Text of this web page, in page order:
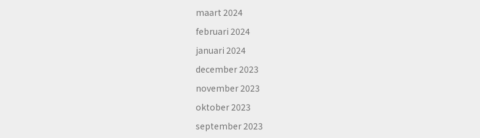
maart 2024
februari 2024
januari 2024
december 2023
november 2023
oktober 2023
september 2023